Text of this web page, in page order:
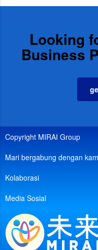
Looking
Business
Copyright MIRAI Group
Mari bergabung dengan
Kolaborasi
Media Sosial